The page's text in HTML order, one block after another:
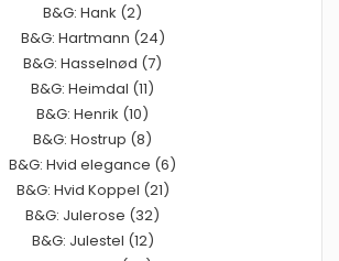
B&G: Hank (2)
B&G: Hartmann (24)
B&G: Hasselnød (7)
B&G: Heimdal (11)
B&G: Henrik (10)
B&G: Hostrup (8)
B&G: Hvid elegance (6)
B&G: Hvid Koppel (21)
B&G: Julerose (32)
B&G: Julestel (12)